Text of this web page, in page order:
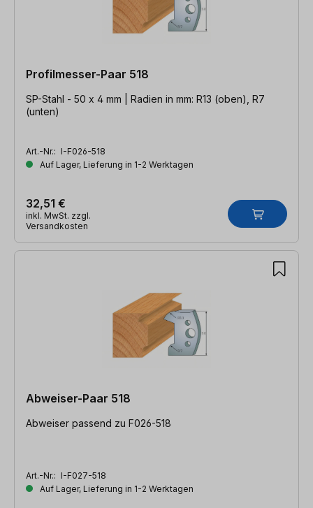
Profilmesser-Paar 518
SP-Stahl - 50 x 4 mm | Radien in mm: R13 (oben), R7
(unten)
Art.-Nr.: I-F026-518
Auf Lager, Lieferung in 1-2 Werktagen
32,51 €
inkl. MwSt. zzgl.
Versandkosten
Abweiser-Paar 518
Abweiser passend zu F026-518
Art.-Nr.: I-F027-518
Auf Lager, Lieferung in 1-2 Werktagen